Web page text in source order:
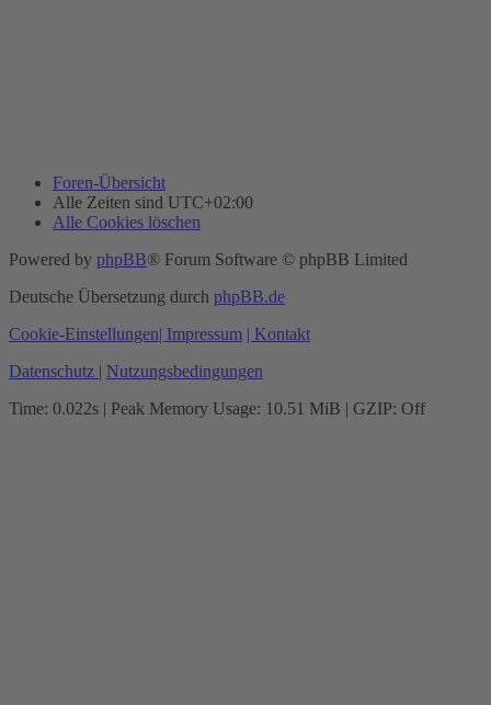
Foren-Übersicht
Alle Zeiten sind UTC+02:00
Alle Cookies löschen
Powered by phpBB® Forum Software © phpBB Limited
Deutsche Übersetzung durch phpBB.de
Cookie-Einstellungen| Impressum | Kontakt
Datenschutz | Nutzungsbedingungen
Time: 0.022s | Peak Memory Usage: 10.51 MiB | GZIP: Off